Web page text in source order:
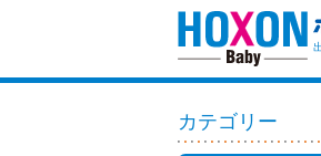
カテゴリー